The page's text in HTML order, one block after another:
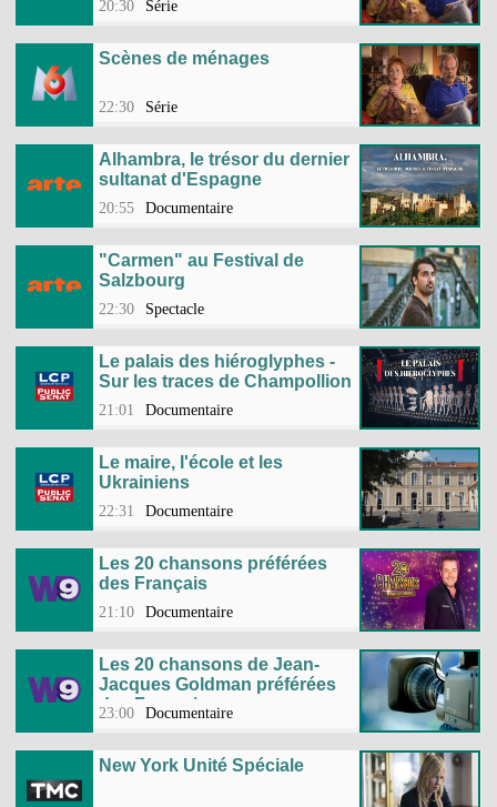
20:30 Série
Scènes de ménages
22:30 Série
Alhambra, le trésor du dernier
sultanat d'Espagne
20:55 Documentaire
"Carmen" au Festival de
Salzbourg
22:30 Spectacle
Le palais des hiéroglyphes -
Sur les traces de Champollion
21:01 Documentaire
Le maire, l'école et les
Ukrainiens
22:31 Documentaire
Les 20 chansons préférées
des Français
21:10 Documentaire
Les 20 chansons de Jean-
Jacques Goldman préférées
des Français
23:00 Documentaire
New York Unité Spéciale